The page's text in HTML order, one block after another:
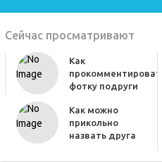
Сейчас просматривают
Как
прокомментировать
фотку подруги
Как можно
прикольно
назвать друга